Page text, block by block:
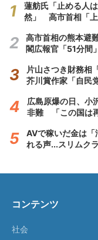
蓮舫氏「止める人
然」 高市首相「上
高市首相の熊本避
閣広報官「51分間
片山さつき財務相
芥川賞作家「自民
広島原爆の日、小
非難 「この国は
AVで稼いだ金は
れる声...スリムク
コンテンツ
社会